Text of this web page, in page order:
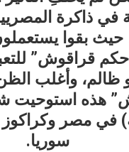
في ذاكرة
حيث بقوا
قراقوش”
ظالم، وأغلب
هذه استوحيت
في مصر
سوريا.